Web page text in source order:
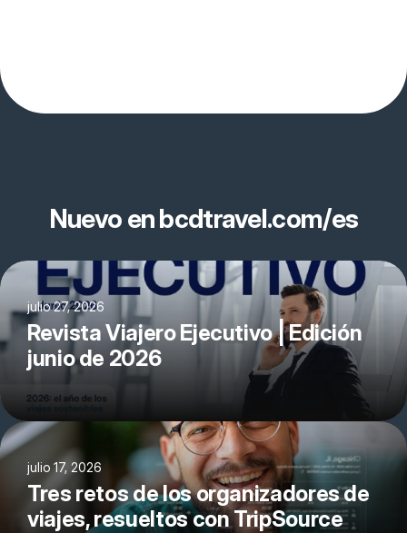
Nuevo en bcdtravel.com/es
julio 27, 2026
Revista Viajero Ejecutivo | Edición
junio de 2026
julio 17, 2026
Tres retos de los organizadores de
viajes, resueltos con TripSource